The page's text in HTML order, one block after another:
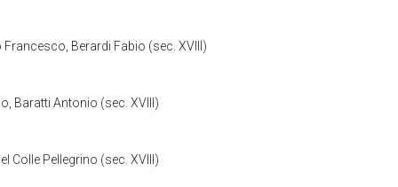
Berardi Fabio (sec. XVIII)
Baratti Antonio (sec. XVIII)
Colle Pellegrino (sec. XVIII)